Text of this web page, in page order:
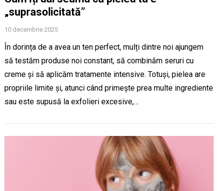
„suprasolicitată”
10 decembrie 2025
În dorința de a avea un ten perfect, mulți dintre noi ajungem
să testăm produse noi constant, să combinăm seruri cu
creme și să aplicăm tratamente intensive. Totuși, pielea are
propriile limite și, atunci când primește prea multe ingrediente
sau este supusă la exfolieri excesive,…